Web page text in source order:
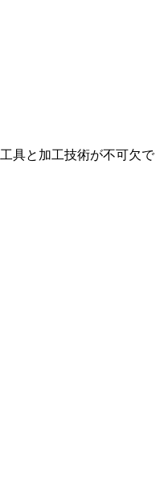
具と加工技術が不可欠で